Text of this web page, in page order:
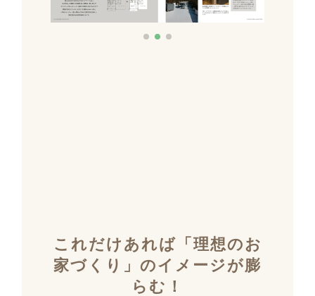
これだけあれば「理想のお
家づくり」のイメージが膨
らむ！